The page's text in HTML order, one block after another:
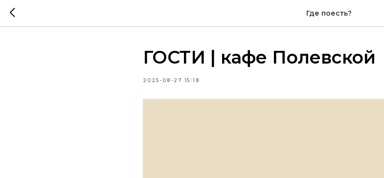
Где поесть?
ГОСТИ | кафе Полевской
2025-08-27 15:18